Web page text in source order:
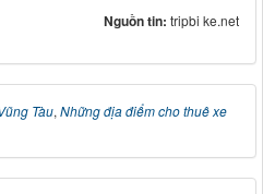
Nguồn tin: tripbi ke.net
Tàu, Những địa điểm cho thuê xe